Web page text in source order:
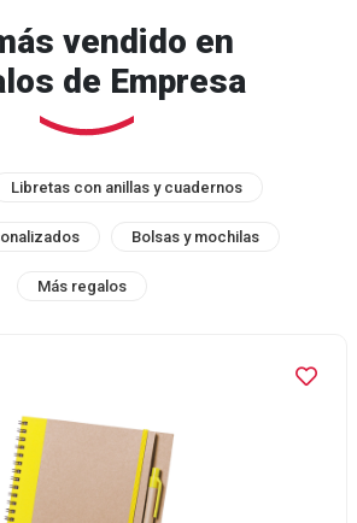
vendido en
de Empresa
Libretas con anillas y cuadernos
Bolsas y mochilas
Más regalos